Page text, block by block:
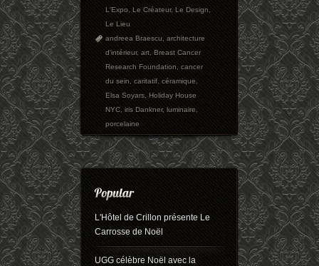
L'Expo,Le Créateur,Le Design,
Le Lieu
andreea Braescu,architecture
d'intérieur,art,Breast Cancer
Research Foundation,cancer
du sein,caritatif,céramique,
Elsa Soyars,Holiday House
NYC,iris Dankner,luminaire,
porcelaine
L'Hôtel de Crillon présente Le
Carrosse de Noël
UGG célèbre Noël avec la